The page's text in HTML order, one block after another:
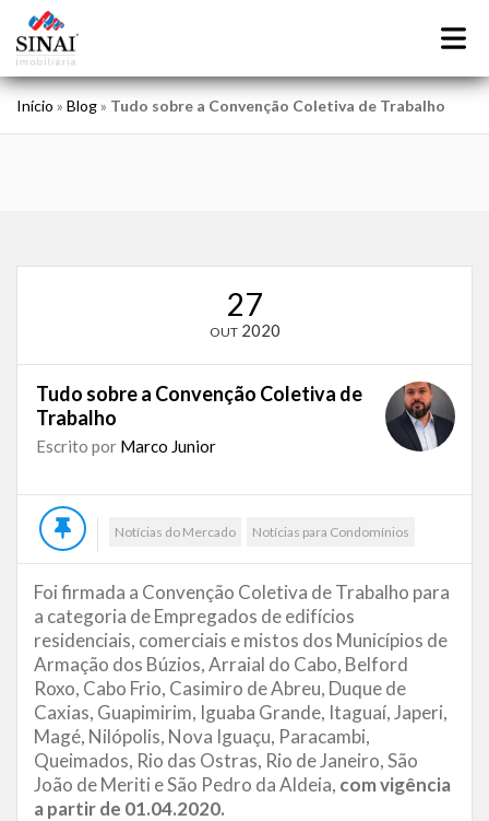
Início » Blog» Tudo sobre a Convenção Coletiva de Trabalho
27
OUT 2020
Tudo sobre a Convenção Coletiva de
Trabalho
Escrito por Marco Junior
Notícias do Mercado Notícias para Condomínios
Foi firmada a Convenção Coletiva de Trabalho para
a categoria de Empregados de edifícios
residenciais, comerciais e mistos dos Municípios de
Armação dos Búzios, Arraial do Cabo, Belford
Roxo, Cabo Frio, Casimiro de Abreu, Duque de
Caxias, Guapimirim, Iguaba Grande, Itaguaí, Japeri,
Magé, Nilópolis, Nova Iguaçu, Paracambi,
Queimados, Rio das Ostras, Rio de Janeiro, São
João de Meriti e São Pedro da Aldeia, com vigência
a partir de 01.04.2020.